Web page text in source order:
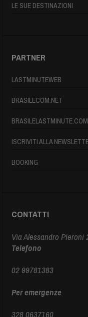
LE SUE DESTINAZIONI
PARTNER
LASTMINUTEWEB
BRASILECOM.NET
BRASILELASTMINUTE.COM
ISCRIVITI ALLA
BOOKING
CONTATTI
Via Alessandro Pieroni
Telefono
02 99781383
Per emergenze
328 0637160